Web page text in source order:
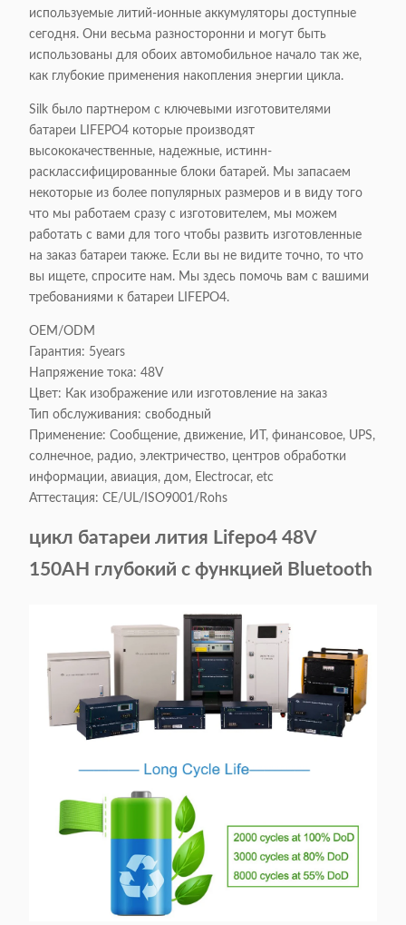
используемые литий-ионные аккумуляторы доступные
сегодня. Они весьма разносторонни и могут быть
использованы для обоих автомобильное начало так же,
как глубокие применения накопления энергии цикла.
Silk было партнером с ключевыми изготовителями
батареи LIFEPO4 которые производят
высококачественные, надежные, истинн-
расклассифицированные блоки батарей. Мы запасаем
некоторые из более популярных размеров и в виду того
что мы работаем сразу с изготовителем, мы можем
работать с вами для того чтобы развить изготовленные
на заказ батареи также. Если вы не видите точно, то что
вы ищете, спросите нам. Мы здесь помочь вам с вашими
требованиями к батареи LIFEPO4.
OEM/ODM
Гарантия: 5years
Напряжение тока: 48V
Цвет: Как изображение или изготовление на заказ
Тип обслуживания: свободный
Применение: Сообщение, движение, ИТ, финансовое, UPS,
солнечное, радио, электричество, центров обработки
информации, авиация, дом, Electrocar, etc
Аттестация: CE/UL/ISO9001/Rohs
цикл батареи лития Lifepo4 48V
150AH глубокий с функцией Bluetooth